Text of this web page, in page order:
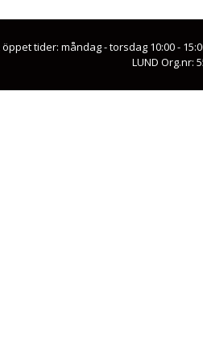
tider: måndag - torsdag 10:00 -
LUND Org.nr: